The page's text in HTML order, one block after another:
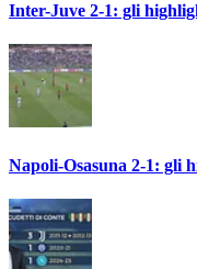
Inter-Juve 2-1: gli
Napoli-Osasuna 2-1: gli